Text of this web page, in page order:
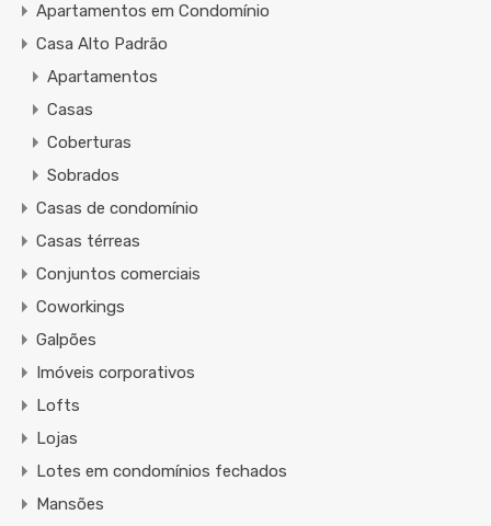
Apartamentos em Condomínio
Casa Alto Padrão
Apartamentos
Casas
Coberturas
Sobrados
Casas de condomínio
Casas térreas
Conjuntos comerciais
Coworkings
Galpões
Imóveis corporativos
Lofts
Lojas
Lotes em condomínios fechados
Mansões